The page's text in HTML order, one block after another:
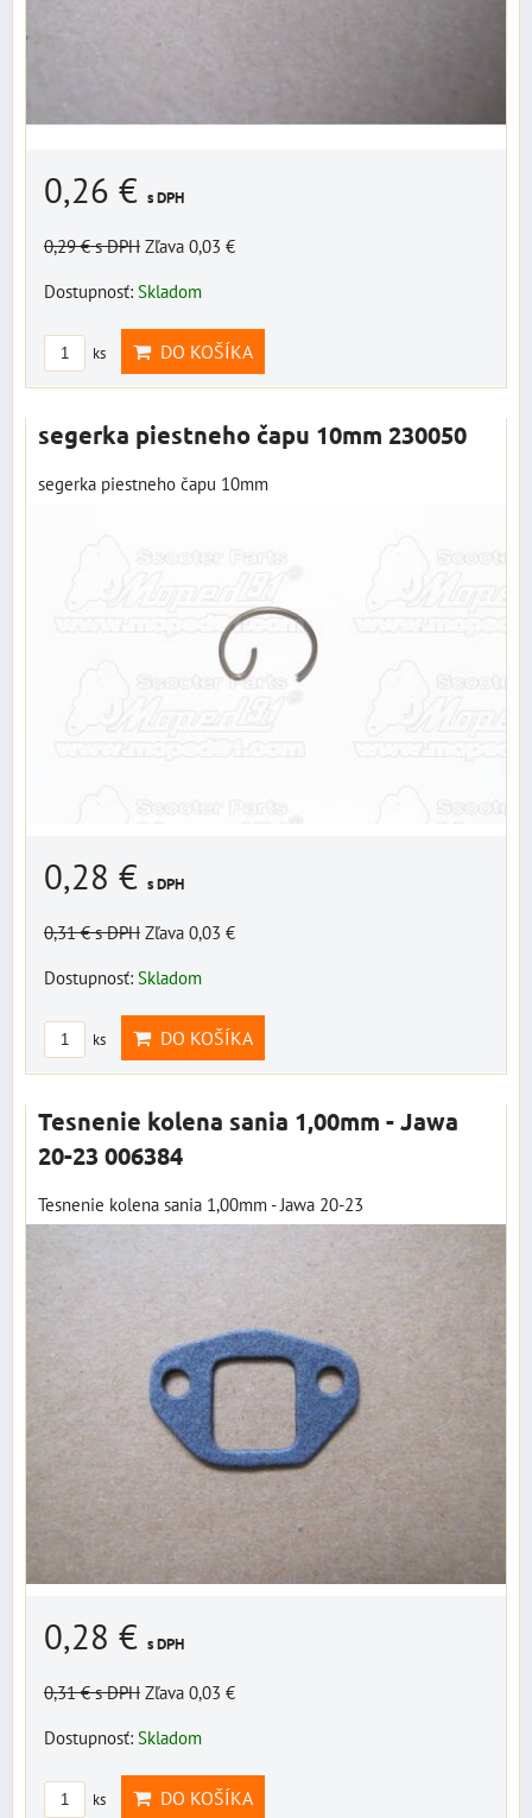
0,26 € s DPH
0,29 €s DPH Zľava 0,03 €
Dostupnosť: Skladom
ks DO KOŠÍKA
segerka piestneho čapu 10mm 230050
segerka piestneho čapu 10mm
0,28 € s DPH
0,31 €s DPH Zľava 0,03 €
Dostupnosť: Skladom
ks DO KOŠÍKA
Tesnenie kolena sania 1,00mm - Jawa
20-23 006384
Tesnenie kolena sania 1,00mm - Jawa 20-23
0,28 € s DPH
0,31 €s DPH Zľava 0,03 €
Dostupnosť: Skladom
ks DO KOŠÍKA